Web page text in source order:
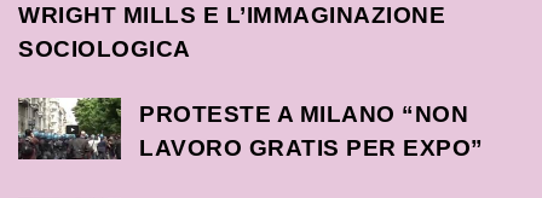
WRIGHT MILLS E L’IMMAGINAZIONE
SOCIOLOGICA
PROTESTE A MILANO “NON
LAVORO GRATIS PER EXPO”